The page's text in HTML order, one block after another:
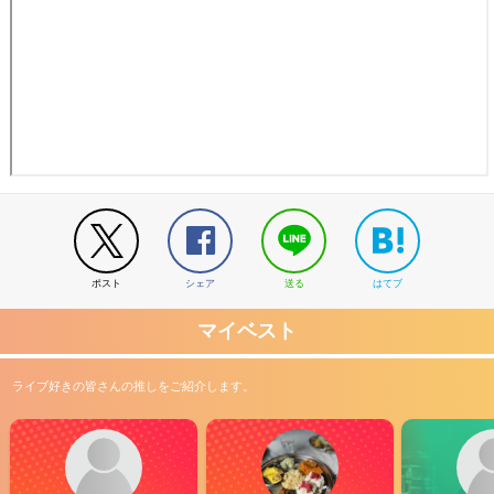
ポスト シェア 送る はてブ
マイベスト
ライブ好きの皆さんの推しをご紹介します。